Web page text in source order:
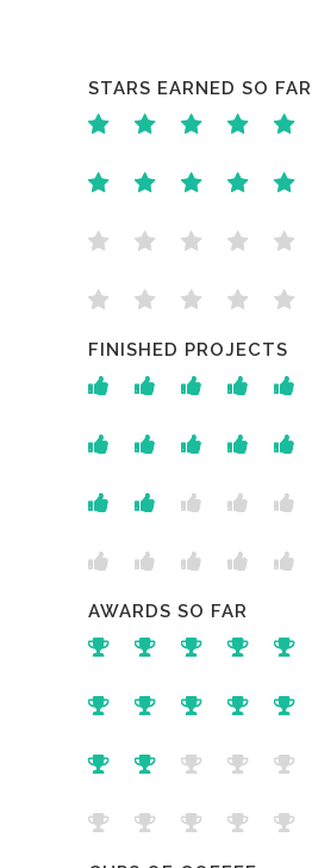
STARS EARNED SO FAR
FINISHED PROJECTS
AWARDS SO FAR